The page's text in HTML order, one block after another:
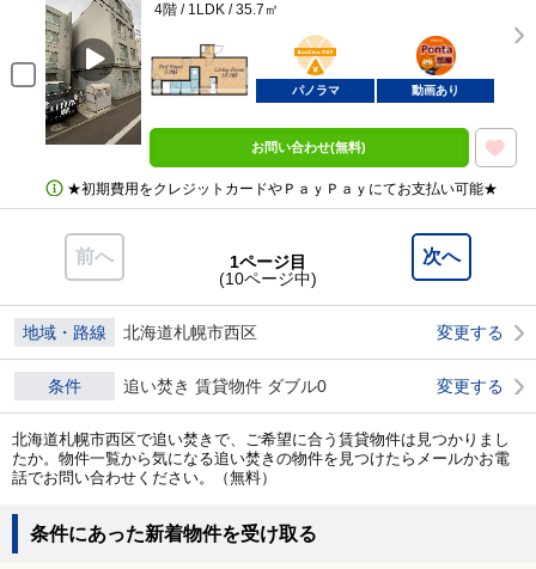
4階 / 1LDK / 35.7㎡
BunChinPAY
ポンタ
部屋
パノラマ 動画あり
お問い合わせ(無料)
★初期費用をクレジットカードやＰａｙＰａｙにてお支払い可能★
前へ 次へ
1ページ目
(10ページ中)
地域・路線 北海道札幌市西区 変更する
条件 追い焚き 賃貸物件 ダブル0 変更する
北海道札幌市西区で追い焚きで、ご希望に合う賃貸物件は見つかりまし
たか。物件一覧から気になる追い焚きの物件を見つけたらメールかお電
話でお問い合わせください。（無料）
条件にあった新着物件を受け取る